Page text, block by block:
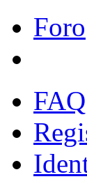
Foro
FAQ